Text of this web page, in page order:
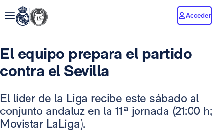
Acceder
El equipo prepara el partido
contra el Sevilla
El líder de la Liga recibe este sábado al
conjunto andaluz en la 11ª jornada (21:00 h;
Movistar LaLiga).